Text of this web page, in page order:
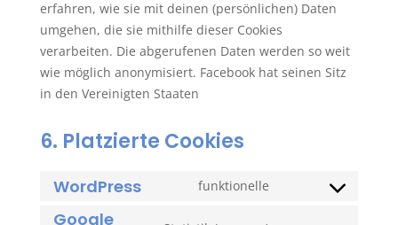
erfahren, wie sie mit deinen (persönlichen) Daten
umgehen, die sie mithilfe dieser Cookies
verarbeiten. Die abgerufenen Daten werden so weit
wie möglich anonymisiert. Facebook hat seinen Sitz
in den Vereinigten Staaten
6. Platzierte Cookies
WordPress funktionelle
Google